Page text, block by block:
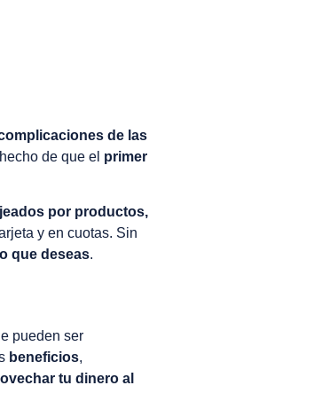
de las
de que el primer
por productos,
y en cuotas. Sin
que deseas.
pueden ser
beneficios,
tu dinero al